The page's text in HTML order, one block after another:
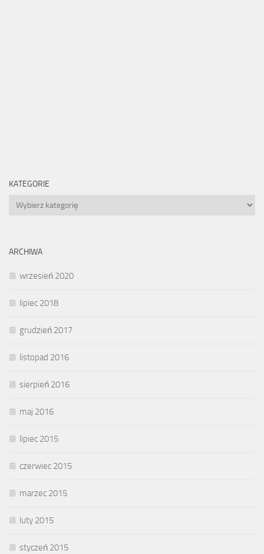
KATEGORIE
Kategorie
ARCHIWA
wrzesień 2020
lipiec 2018
grudzień 2017
listopad 2016
sierpień 2016
maj 2016
lipiec 2015
czerwiec 2015
marzec 2015
luty 2015
styczeń 2015